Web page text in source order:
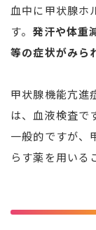
血中に甲状腺ホ
す。 発汗や体重
等の症状がみら
甲状腺機能亢進
は、血液検査で
一般的ですが、
らす薬を用いる